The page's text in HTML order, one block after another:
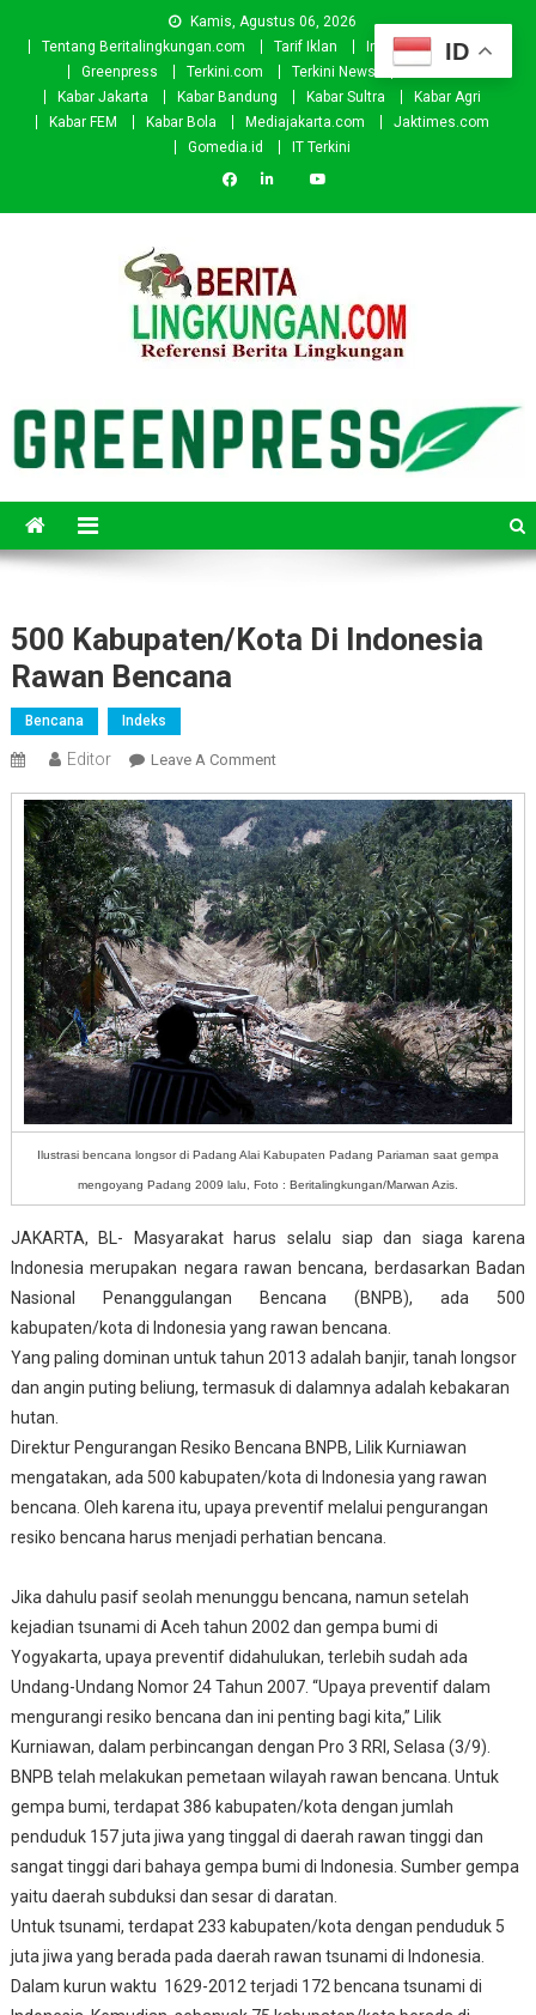
Kamis, Agustus 06, 2026
Tentang Beritalingkungan.com
Tarif Iklan Investor
Donasi
Greenpress
Terkini.com Terkini News
Kabar.id
Kabar Jakarta
Kabar Bandung Kabar Sultra
Kabar Agri
Kabar FEM
Kabar Bola Mediajakarta.com
Jaktimes.com
Gomedia.id
IT Terkini
500 Kabupaten/Kota Di Indonesia
Rawan Bencana
Bencana Indeks
Editor Leave A CommentOn
Kabupaten/Kota
Di
Indonesia
Rawan
Bencana
Ilustrasi bencana longsor di Padang Alai Kabupaten Padang Pariaman saat gempa
mengoyang Padang 2009 lalu, Foto : Beritalingkungan/Marwan Azis.
JAKARTA, BL- Masyarakat harus selalu siap dan siaga karena
Indonesia merupakan negara rawan bencana, berdasarkan Badan
Nasional Penanggulangan Bencana (BNPB), ada 500
kabupaten/kota di Indonesia yang rawan bencana.
Yang paling dominan untuk tahun 2013 adalah banjir, tanah longsor
dan angin puting beliung, termasuk di dalamnya adalah kebakaran
hutan.
Direktur Pengurangan Resiko Bencana BNPB, Lilik Kurniawan
mengatakan, ada 500 kabupaten/kota di Indonesia yang rawan
bencana. Oleh karena itu, upaya preventif melalui pengurangan
resiko bencana harus menjadi perhatian bencana.
Jika dahulu pasif seolah menunggu bencana, namun setelah
kejadian tsunami di Aceh tahun 2002 dan gempa bumi di
Yogyakarta, upaya preventif didahulukan, terlebih sudah ada
Undang-Undang Nomor 24 Tahun 2007. “Upaya preventif dalam
mengurangi resiko bencana dan ini penting bagi kita,” Lilik
Kurniawan, dalam perbincangan dengan Pro 3 RRI, Selasa (3/9).
BNPB telah melakukan pemetaan wilayah rawan bencana. Untuk
gempa bumi, terdapat 386 kabupaten/kota dengan jumlah
penduduk 157 juta jiwa yang tinggal di daerah rawan tinggi dan
sangat tinggi dari bahaya gempa bumi di Indonesia. Sumber gempa
yaitu daerah subduksi dan sesar di daratan.
Untuk tsunami, terdapat 233 kabupaten/kota dengan penduduk 5
juta jiwa yang berada pada daerah rawan tsunami di Indonesia.
Dalam kurun waktu 1629-2012 terjadi 172 bencana tsunami di
ID